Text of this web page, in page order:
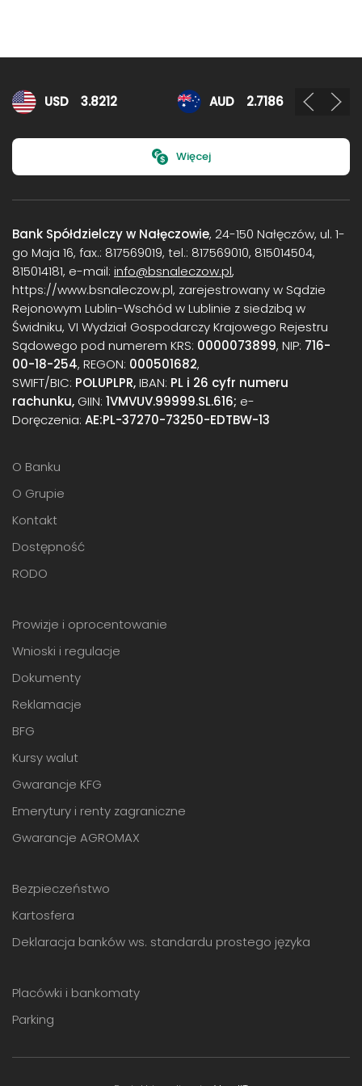
Kursy walut
USD 3.8212 AUD 2.7186
Więcej
Bank Spółdzielczy w Nałęczowie, 24-150 Nałęczów, ul. 1-
go Maja 16, fax.: 817569019, tel.: 817569010, 815014504,
815014181, e-mail: info@bsnaleczow.pl,
https://www.bsnaleczow.pl, zarejestrowany w Sądzie
Rejonowym Lublin-Wschód w Lublinie z siedzibą w
Świdniku, VI Wydział Gospodarczy Krajowego Rejestru
Sądowego pod numerem KRS: 0000073899, NIP: 716-
00-18-254, REGON: 000501682,
SWIFT/BIC: POLUPLPR,IBAN: PL i 26 cyfr numeru
rachunku, GIIN: 1VMVUV.99999.SL.616; e-
Doręczenia: AE:PL-37270-73250-EDTBW-13
O Banku
O Grupie
Kontakt
Dostępność
RODO
Prowizje i oprocentowanie
Wnioski i regulacje
Dokumenty
Reklamacje
BFG
Kursy walut
Gwarancje KFG
Emerytury i renty zagraniczne
Gwarancje AGROMAX
Bezpieczeństwo
Kartosfera
Deklaracja banków ws. standardu prostego języka
Placówki i bankomaty
Parking